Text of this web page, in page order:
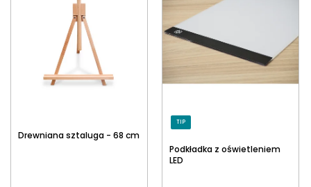
Drewniana sztaluga - 68 cm
TIP
Podkładka z oświetleniem
LED